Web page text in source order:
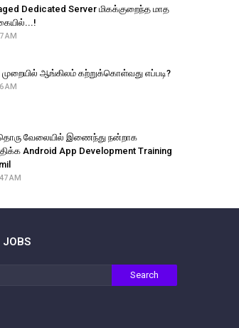
Dedicated Server மிகக்குறைந்த மாத
AM
முறையில் ஆங்கிலம் கற்றுக்கொள்வது எப்படி?
AM
வேலையில் இணைந்து நன்றாக
Android App Development Training
AM
JOBS